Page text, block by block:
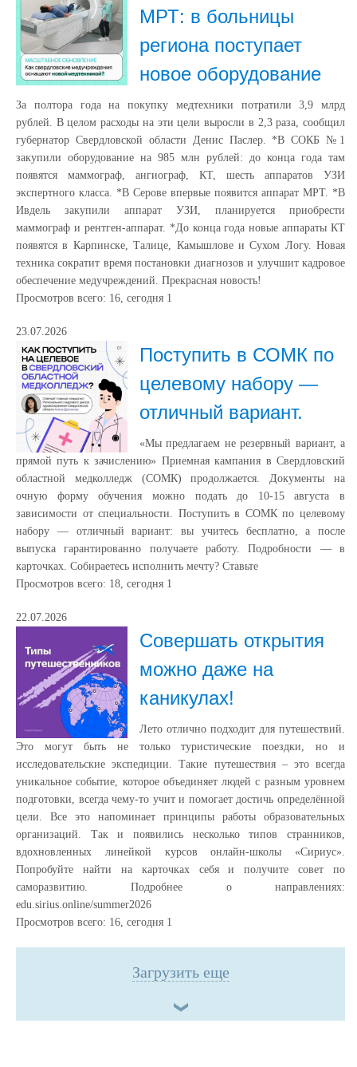
МРТ: в больницы
региона поступает
новое оборудование
За полтора года на покупку медтехники потратили 3,9 млрд
рублей. В целом расходы на эти цели выросли в 2,3 раза, сообщил
губернатор Свердловской области Денис Паслер. ️*В СОКБ №1
закупили оборудование на 985 млн рублей: до конца года там
появятся маммограф, ангиограф, КТ, шесть аппаратов УЗИ
экспертного класса. ️*В Серове впервые появится аппарат МРТ. *В
Ивдель закупили аппарат УЗИ, планируется приобрести
маммограф и рентген-аппарат. ️*До конца года новые аппараты КТ
появятся в Карпинске, Талице, Камышлове и Сухом Логу. Новая
техника сократит время постановки диагнозов и улучшит кадровое
обеспечение медучреждений. Прекрасная новость!
Просмотров всего: 16, сегодня 1
23.07.2026
Поступить в СОМК по
целевому набору —
отличный вариант.
«Мы предлагаем не резервный вариант, а
прямой путь к зачислению» Приемная кампания в Свердловский
областной медколледж (СОМК) продолжается. Документы на
очную форму обучения можно подать до 10-15 августа в
зависимости от специальности. Поступить в СОМК по целевому
набору — отличный вариант: вы учитесь бесплатно, а после
выпуска гарантированно получаете работу. Подробности — в
карточках. Собираетесь исполнить мечту? Ставьте
Просмотров всего: 18, сегодня 1
22.07.2026
Совершать открытия
можно даже на
каникулах!
Лето отлично подходит для путешествий.
Это могут быть не только туристические поездки, но и
исследовательские экспедиции. Такие путешествия – это всегда
уникальное событие, которое объединяет людей с разным уровнем
подготовки, всегда чему-то учит и помогает достичь определённой
цели. Все это напоминает принципы работы образовательных
организаций. Так и появились несколько типов странников,
вдохновленных линейкой курсов онлайн-школы «Сириус».
Попробуйте найти на карточках себя и получите совет по
саморазвитию. Подробнее о направлениях:
edu.sirius.online/summer2026
Просмотров всего: 16, сегодня 1
Загрузить еще